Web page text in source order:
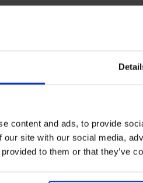
content and ads, to provide
our site with our social media,
to them or that they’ve
Talán